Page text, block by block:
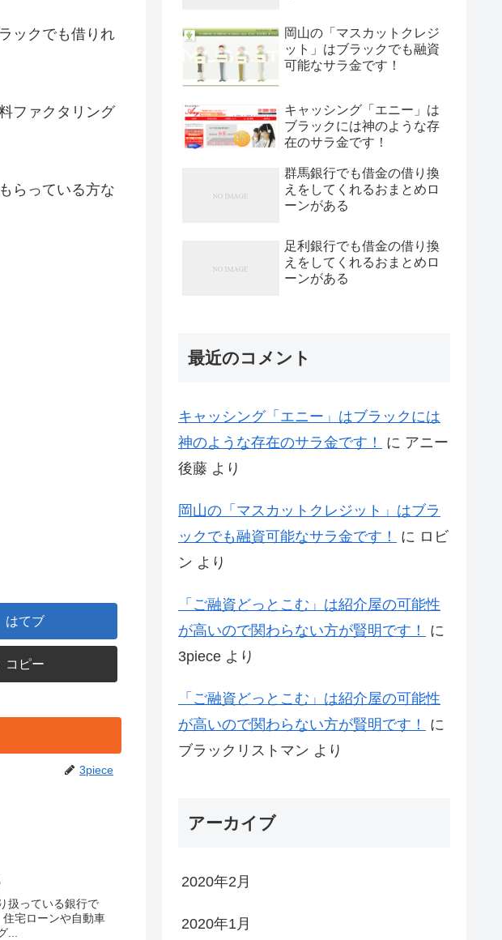
ックでも借りれ
ファクタリング
らっている方な
はてブ
コピー
3piece
扱っている銀行で
宅ローンや自動車
...
岡山の「マスカットクレジ
ット」はブラックでも融資
可能なサラ金です！
キャッシング「エニー」は
ブラックには神のような存
在のサラ金です！
群馬銀行でも借金の借り換
えをしてくれるおまとめロ
ーンがある
足利銀行でも借金の借り換
えをしてくれるおまとめロ
ーンがある
最近のコメント
キャッシング「エニー」はブラックには
神のような存在のサラ金です！
に アニー
後藤 より
岡山の「マスカットクレジット」はブラ
ックでも融資可能なサラ金です！
に ロビ
ン より
「ご融資どっとこむ」は紹介屋の可能性
が高いので関わらない方が賢明です！
に
3piece より
「ご融資どっとこむ」は紹介屋の可能性
が高いので関わらない方が賢明です！
に
ブラックリストマン より
アーカイブ
2020年2月
2020年1月